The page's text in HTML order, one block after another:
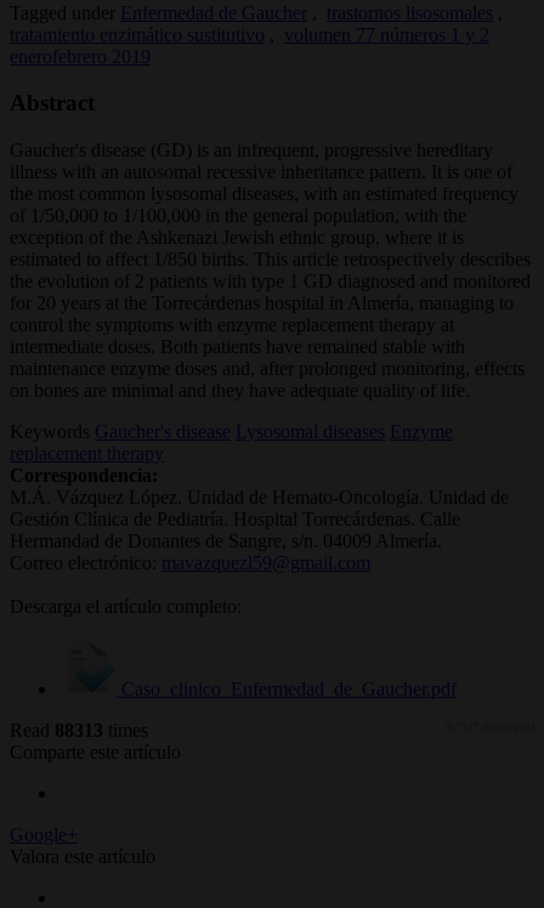
Tagged under
Enfermedad de Gaucher trastornos lisosomales
tratamiento enzimático sustitutivo
volumen 77 números 1 y 2
enerofebrero 2019
Abstract
Gaucher's disease (GD) is an infrequent, progressive hereditary
illness with an autosomal recessive inheritance pattern. It is one of
the most common lysosomal diseases, with an estimated frequency
of 1/50,000 to 1/100,000 in the general population, with the
exception of the Ashkenazi Jewish ethnic group, where it is
estimated to affect 1/850 births. This article retrospectively describes
the evolution of 2 patients with type 1 GD diagnosed and monitored
for 20 years at the Torrecárdenas hospital in Almería, managing to
control the symptoms with enzyme replacement therapy at
intermediate doses. Both patients have remained stable with
maintenance enzyme doses and, after prolonged monitoring, effects
on bones are minimal and they have adequate quality of life.
Keywords Gaucher's disease Lysosomal diseases Enzyme
replacement therapy
Correspondencia:
M.Á. Vázquez López. Unidad de Hemato-Oncología. Unidad de
Gestión Clínica de Pediatría. Hospital Torrecárdenas. Calle
Hermandad de Donantes de Sangre, s/n. 04009 Almería.
Correo electrónico:
mavazquezl59@gmail.com
Descarga el artículo completo:
Caso_clinico_Enfermedad_de_Gaucher.pdf
Read 88313 times
Comparte este artículo
Google+
Valora este artículo